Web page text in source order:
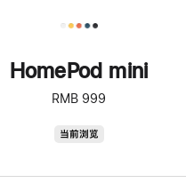
HomePod mini
RMB 999
当前浏览